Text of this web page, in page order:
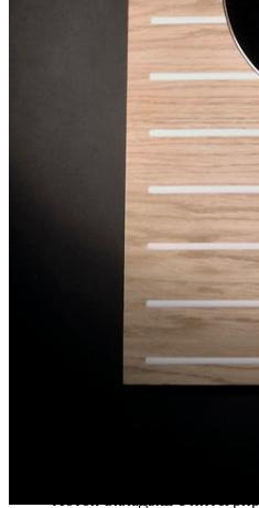
пространства и максимальную
Благодаря интегрированному
кухонная утварь, тарелки,
надежно фиксируются внутри
дополнительных разделителей и
Основа изделия выполнена из
, окрашенного в
декоративными
Такое сочетание не только
во время движения ящика, но и
современный внешний вид,
боковинами выдвижных систем.
Лоток полностью адаптирован
ящиков и может
и в качестве стильной